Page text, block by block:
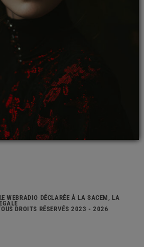
WEBRADIO DÉCLARÉE À LA SACEM, LA
DROITS RÉSERVÉS 2023 - 2026